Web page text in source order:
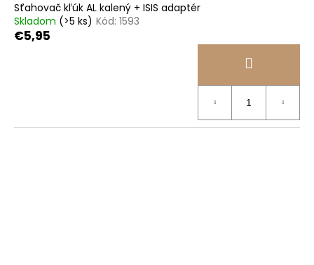
Sťahovač kľúk AL kalený + ISIS adaptér
Skladom (>5 ks) Kód: 1593
€5,95